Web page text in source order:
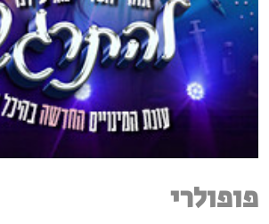
פופולרי